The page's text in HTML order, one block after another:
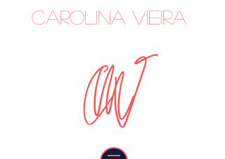
Carolina Vieira